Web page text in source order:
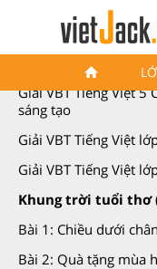
Giải vở bài tập
Giải VBT Tiếng Việt 5
sáng tạo
Giải VBT Tiếng Việt
Giải VBT Tiếng Việt
Khung trời tuổi thơ
Bài 1: Chiều dưới
Bài 2: Quà tặng mùa